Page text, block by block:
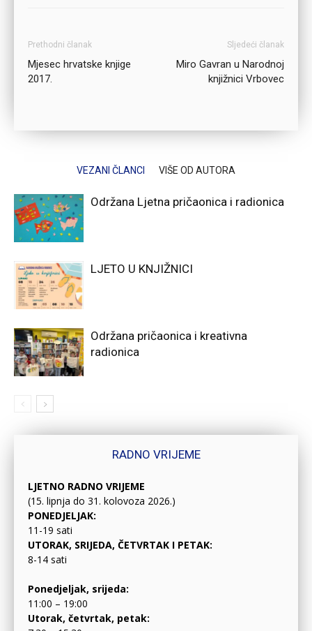
Prethodni članak
Mjesec hrvatske knjige
2017.
Sljedeći članak
Miro Gavran u Narodnoj
knjižnici Vrbovec
VEZANI ČLANCI VIŠE OD AUTORA
Održana Ljetna pričaonica i radionica
LJETO U KNJIŽNICI
Održana pričaonica i kreativna
radionica
RADNO VRIJEME
LJETNO RADNO VRIJEME
(15. lipnja do 31. kolovoza 2026.)
PONEDJELJAK:
11-19 sati
UTORAK, SRIJEDA, ČETVRTAK I PETAK:
8-14 sati
Ponedjeljak, srijeda:
11:00 – 19:00
Utorak, četvrtak, petak: